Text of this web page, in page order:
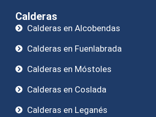
Calderas
Calderas en Alcobendas
Calderas en Fuenlabrada
Calderas en Móstoles
Calderas en Coslada
Calderas en Leganés